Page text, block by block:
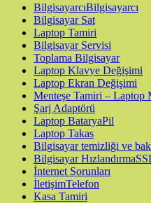
BilgisayarcıBilgisayarcı
Bilgisayar Sat
Laptop Tamiri
Bilgisayar Servisi
Toplama Bilgisayar
Laptop Klavye Değişimi
Laptop Ekran Değişimi
Menteşe Tamiri – Laptop
Şarj Adaptörü
Laptop BataryaPil
Laptop Takas
Bilgisayar temizliği ve
Bilgisayar Hızlandırma
İnternet Sorunları
İletişimTelefon
Kasa Tamiri